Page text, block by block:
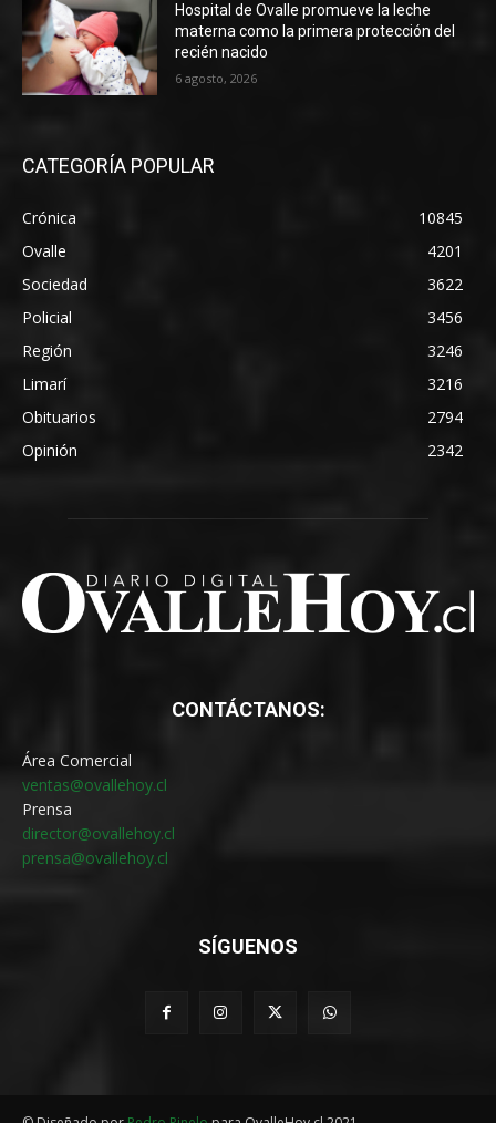
Hospital de Ovalle promueve la leche
materna como la primera protección del
recién nacido
6 agosto, 2026
CATEGORÍA POPULAR
Crónica
10845
Ovalle
4201
Sociedad
3622
Policial
3456
Región
3246
Limarí
3216
Obituarios
2794
Opinión
2342
CONTÁCTANOS:
Área Comercial
ventas@ovallehoy.cl
Prensa
director@ovallehoy.cl
prensa@ovallehoy.cl
SÍGUENOS